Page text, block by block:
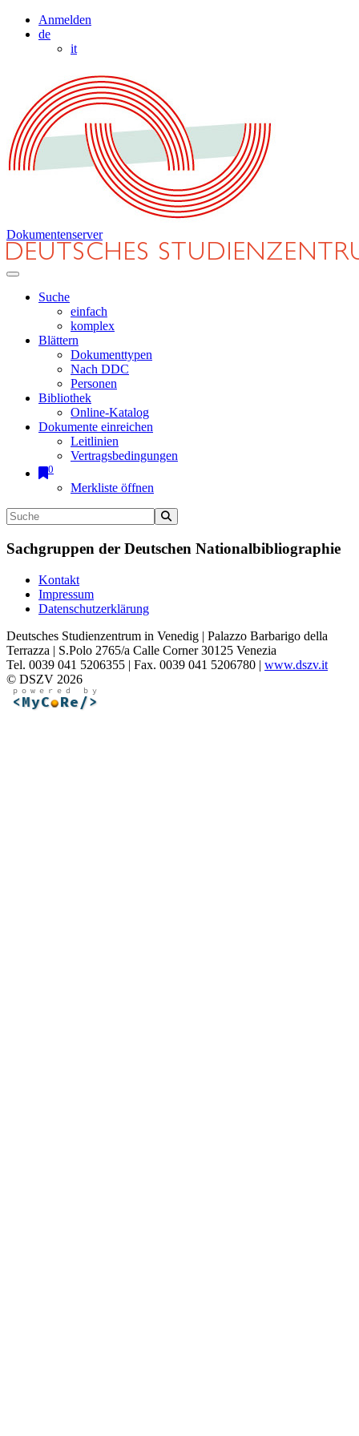
Anmelden
de
it
Dokumentenserver
Suche
einfach
komplex
Blättern
Dokumenttypen
Nach DDC
Personen
Bibliothek
Online-Katalog
Dokumente einreichen
Leitlinien
Vertragsbedingungen
0
Merkliste öffnen
Sachgruppen der Deutschen Nationalbibliographie
Kontakt
Impressum
Datenschutzerklärung
Deutsches Studienzentrum in Venedig | Palazzo Barbarigo della
Terrazza | S.Polo 2765/a Calle Corner 30125 Venezia
Tel. 0039 041 5206355 | Fax. 0039 041 5206780 | www.dszv.it
© DSZV 2026